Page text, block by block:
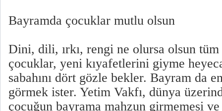
Bayramda çocuklar mutlu olsun
Dini, dili, ırkı, rengi ne olursa olsun
çocuklar, yeni kıyafetlerini giyme
sabahını dört gözle bekler. Bayram da
görmek ister. Yetim Vakfı, dünya
çocuğun bayrama mahzun girmemesi